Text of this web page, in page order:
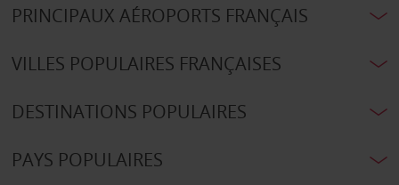
PRINCIPAUX AÉROPORTS FRANÇAIS
VILLES POPULAIRES FRANÇAISES
DESTINATIONS POPULAIRES
PAYS POPULAIRES